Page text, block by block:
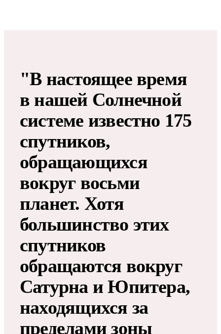
"В настоящее время
в нашей Солнечной
системе известно 175
спутников,
обращающихся
вокруг восьми
планет. Хотя
большинство этих
спутников
обращаются вокруг
Сатурна и Юпитера,
находящихся за
пределами зоны